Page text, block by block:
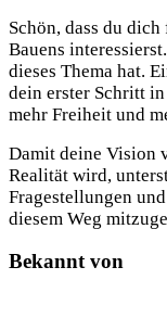
Schön, dass du
Bauens
dieses Thema hat.
dein erster Schritt
mehr Freiheit und
Damit deine Vision
Realität wird,
Fragestellungen
diesem Weg
Bekannt von